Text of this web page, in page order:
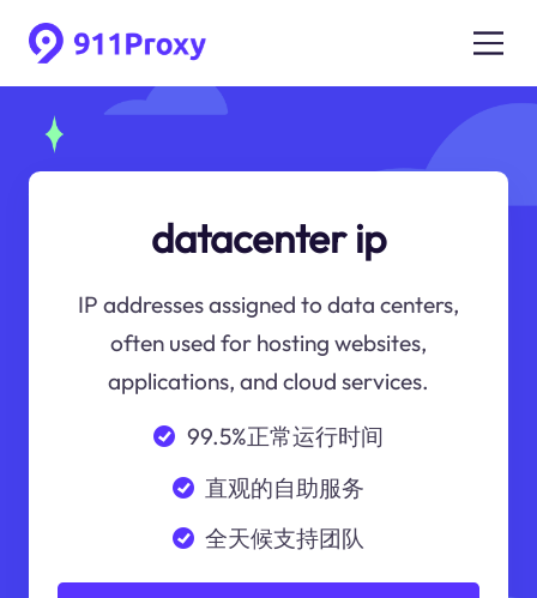
datacenter ip
IP addresses assigned to data centers,
often used for hosting websites,
applications, and cloud services.
99.5%正常运行时间
直观的自助服务
全天候支持团队